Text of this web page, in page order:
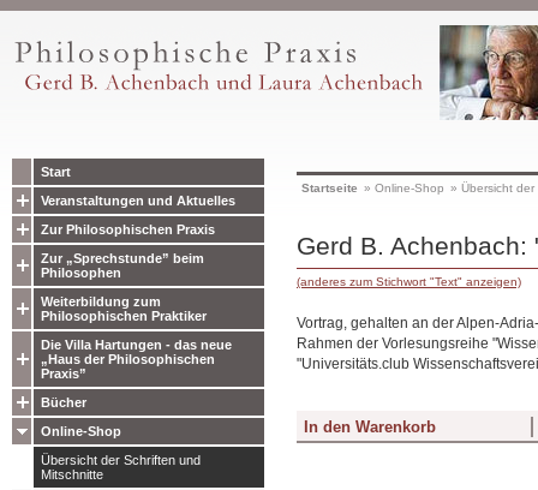
Start
Veranstaltungen und Aktuelles
Zur Philosophischen Praxis
Zur „Sprechstunde” beim
Philosophen
Weiterbildung zum
Philosophischen Praktiker
Die Villa Hartungen - das neue
„Haus der Philosophischen
Praxis”
Bücher
Online-Shop
Übersicht der Schriften und
Mitschnitte
Startseite » Online-Shop » Übersicht
Gerd B.
(anderes zum Stichwort "Text" anzeigen)
Vortrag, gehalten an der Alpen-
Rahmen der Vorlesungsreihe
"Universitäts.club